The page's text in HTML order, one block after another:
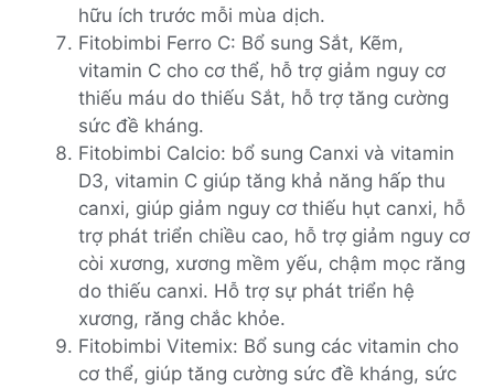
hữu ích trước mỗi mùa dịch.
Fitobimbi Ferro C: Bổ sung Sắt, Kẽm,
vitamin C cho cơ thể, hỗ trợ giảm nguy cơ
thiếu máu do thiếu Sắt, hỗ trợ tăng cường
sức đề kháng.
Fitobimbi Calcio: bổ sung Canxi và vitamin
D3, vitamin C giúp tăng khả năng hấp thu
canxi, giúp giảm nguy cơ thiếu hụt canxi, hỗ
trợ phát triển chiều cao, hỗ trợ giảm nguy cơ
còi xương, xương mềm yếu, chậm mọc răng
do thiếu canxi. Hỗ trợ sự phát triển hệ
xương, răng chắc khỏe.
Fitobimbi Vitemix: Bổ sung các vitamin cho
cơ thể, giúp tăng cường sức đề kháng, sức